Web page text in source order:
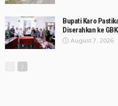
Bupati Karo
Diserahkan ke
August 7, 2026